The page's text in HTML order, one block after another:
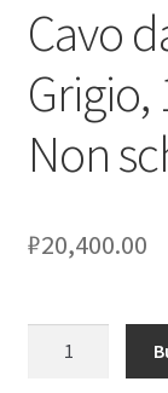
Скидки
Cavo
Grigio,
Non
₽20,400.00